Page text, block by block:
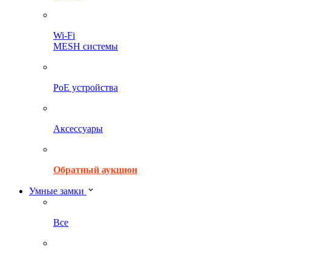
Wi-Fi
MESH системы
PoE устройства
Аксессуары
Обратный аукцион
Умные замки
Все